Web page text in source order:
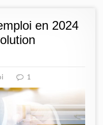
en 2024
1